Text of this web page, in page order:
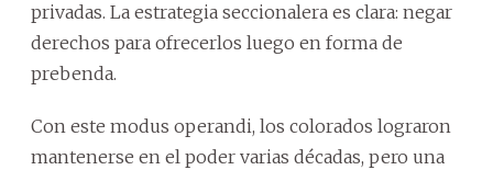
privadas. La estrategia seccionalera es clara: negar
derechos para ofrecerlos luego en forma de
prebenda.
Con este modus operandi, los colorados lograron
mantenerse en el poder varias décadas, pero una